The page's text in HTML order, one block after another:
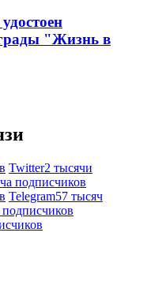
"Жизнь в
Twitter2 тысячи
подписчиков
Telegram57 тысяч